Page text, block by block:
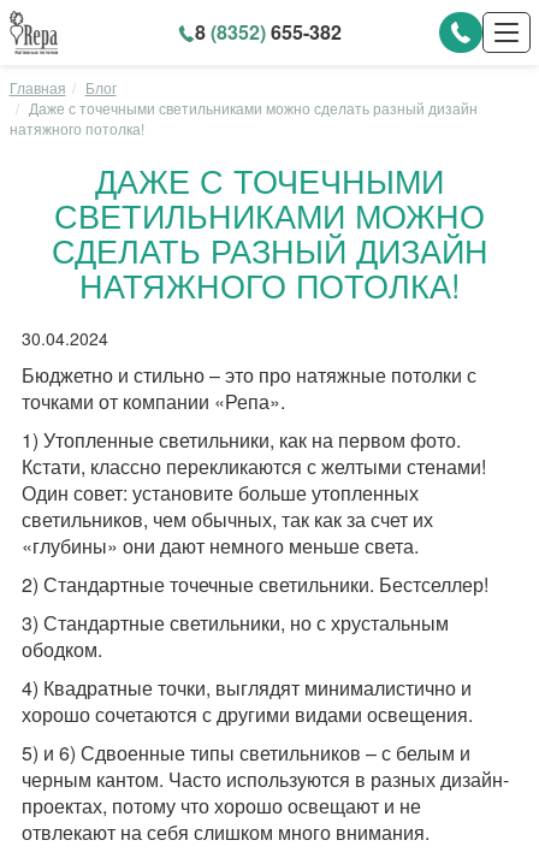
8(8352)655-382
Главная
Блог
Даже с точечными светильниками можно сделать разный дизайн
натяжного потолка!
ДАЖЕ С ТОЧЕЧНЫМИ
СВЕТИЛЬНИКАМИ МОЖНО
СДЕЛАТЬ РАЗНЫЙ ДИЗАЙН
НАТЯЖНОГО ПОТОЛКА!
30.04.2024
Бюджетно и стильно – это про натяжные потолки с
точками от компании «Репа».
1) Утопленные светильники, как на первом фото.
Кстати, классно перекликаются с желтыми стенами!
Один совет: установите больше утопленных
светильников, чем обычных, так как за счет их
«глубины» они дают немного меньше света.
2) Стандартные точечные светильники. Бестселлер!
3) Стандартные светильники, но с хрустальным
ободком.
4) Квадратные точки, выглядят минималистично и
хорошо сочетаются с другими видами освещения.
5) и 6) Сдвоенные типы светильников – с белым и
черным кантом. Часто используются в разных дизайн-
проектах, потому что хорошо освещают и не
отвлекают на себя слишком много внимания.